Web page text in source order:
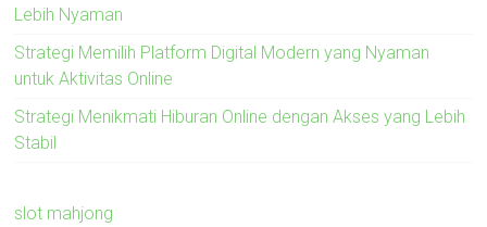
Lebih Nyaman
Strategi Memilih Platform Digital Modern yang Nyaman
untuk Aktivitas Online
Strategi Menikmati Hiburan Online dengan Akses yang Lebih
Stabil
slot mahjong